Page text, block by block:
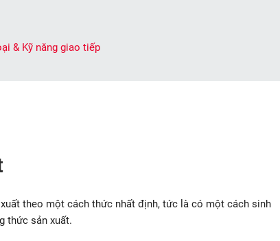
& Kỹ năng giao tiếp
theo một cách thức nhất định, tức là có một cách sinh
thức sản xuất.